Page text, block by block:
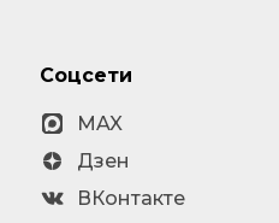
Соцсети
MAX
Дзен
ВКонтакте